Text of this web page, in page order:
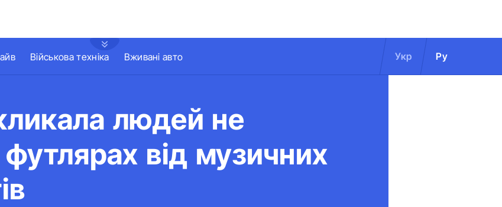
Військова техніка Вживані авто Укр Ру
людей не
від музичних